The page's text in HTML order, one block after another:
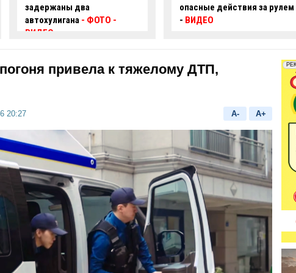
опасные действия за рулем
-ВИДЕО
произошло смертельное
ДТП:есть погибший и
привела к тяжелому ДТП,
20:27 A- A+